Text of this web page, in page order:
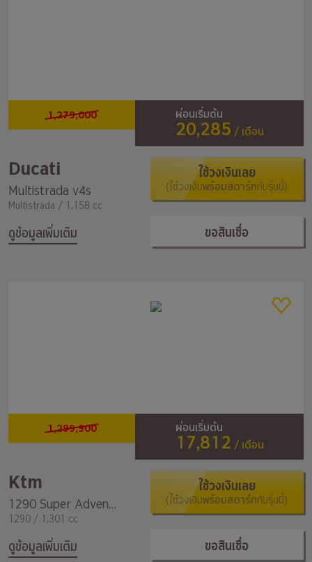
1,279,000 ผ่อนเริ่มต้น
20,285 / เดือน
Ducati
Multistrada v4s
Multistrada / 1,158 cc
ดูข้อมูลเพิ่มเติม
ใช้วงเงินเลย
(ใช้วงเงินพร้อมสตาร์ทกับรุ่นนี้)
ขอสินเชื่อ
1,299,900 ผ่อนเริ่มต้น
17,812 / เดือน
Ktm
1290 Super Adventure R
1290 / 1,301 cc
ดูข้อมูลเพิ่มเติม
ใช้วงเงินเลย
(ใช้วงเงินพร้อมสตาร์ทกับรุ่นนี้)
ขอสินเชื่อ